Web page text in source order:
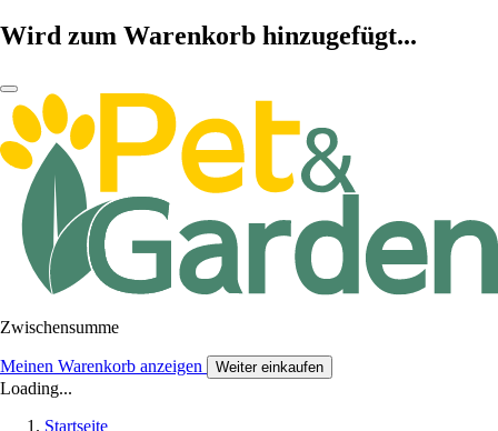
Wird zum Warenkorb hinzugefügt...
Zwischensumme
Meinen Warenkorb anzeigen Weiter einkaufen
Loading...
Startseite